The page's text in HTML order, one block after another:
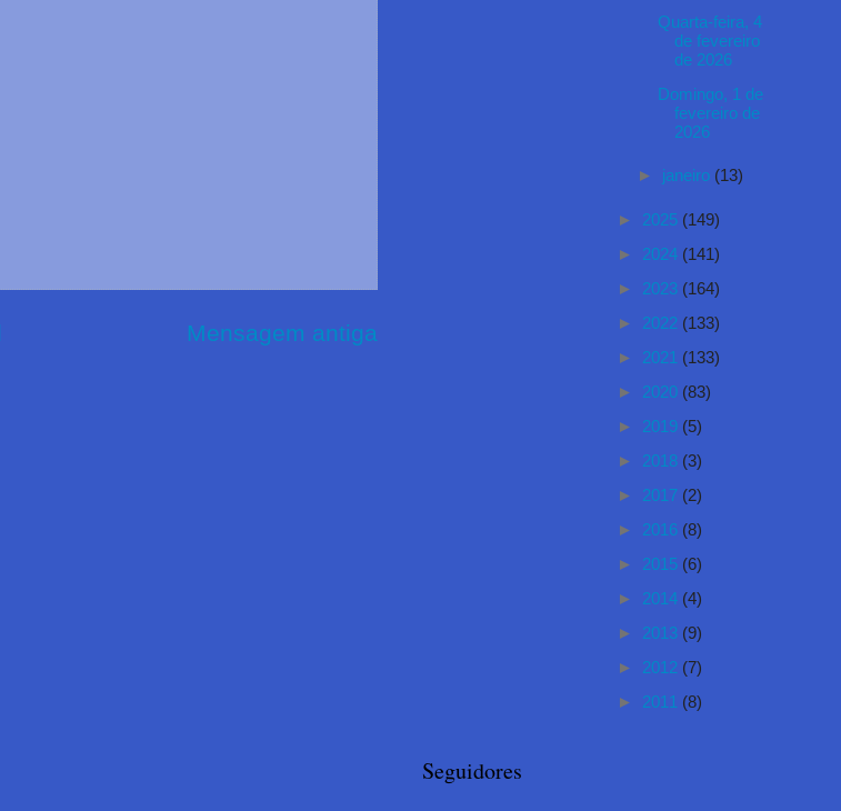
Mensagem antiga
Quarta-feira, 4
de fevereiro
de 2026
Domingo, 1 de
fevereiro de
2026
► janeiro (13)
► 2025 (149)
► 2024 (141)
► 2023 (164)
► 2022 (133)
► 2021 (133)
► 2020 (83)
► 2019 (5)
► 2018 (3)
► 2017 (2)
► 2016 (8)
► 2015 (6)
► 2014 (4)
► 2013 (9)
► 2012 (7)
► 2011 (8)
Seguidores